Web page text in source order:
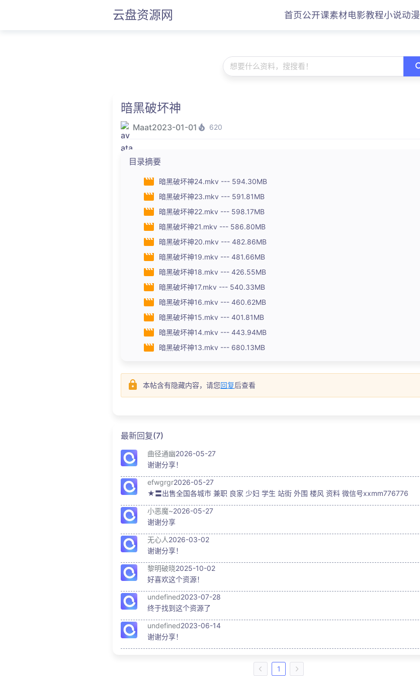
云盘资源网 首页公开课素材电影教程小说动漫
想要什么资料，搜搜看！
暗黑破坏神
Maat2023-01-01 620
目录摘要
暗黑破坏神24.mkv --- 594.30MB
暗黑破坏神23.mkv --- 591.81MB
暗黑破坏神22.mkv --- 598.17MB
暗黑破坏神21.mkv --- 586.80MB
暗黑破坏神20.mkv --- 482.86MB
暗黑破坏神19.mkv --- 481.66MB
暗黑破坏神18.mkv --- 426.55MB
暗黑破坏神17.mkv --- 540.33MB
暗黑破坏神16.mkv --- 460.62MB
暗黑破坏神15.mkv --- 401.81MB
暗黑破坏神14.mkv --- 443.94MB
暗黑破坏神13.mkv --- 680.13MB
本帖含有隐藏内容，请您回复后查看
最新回复(7)
曲径通幽2026-05-27
谢谢分享！
efwgrgr2026-05-27
★〓出售全国各城市 兼职 良家 少妇 学生 站街 外围 楼风 资料 微信号xxmm776776
小恶魔~2026-05-27
谢谢分享
无心人2026-03-02
谢谢分享！
黎明破晓2025-10-02
好喜欢这个资源！
undefined2023-07-28
终于找到这个资源了
undefined2023-06-14
谢谢分享！
1